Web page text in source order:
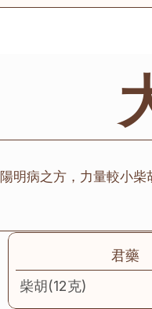
明病之方，力量較小柴
君藥
柴胡(12克)